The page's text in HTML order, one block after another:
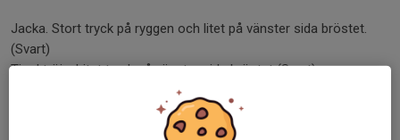
Jacka. Stort tryck på ryggen och litet på vänster sida bröstet.
(Svart)
Tjocktröja. Litet tryck på vänster sida bröstet (Svart)
T-shirt. Litet tryck på vänster sida bröstet (Svart)
Piké. Litet tryck på vänster sida bröstet (Svart eller vit)
Keps. Litet tryck fram. (Svart)